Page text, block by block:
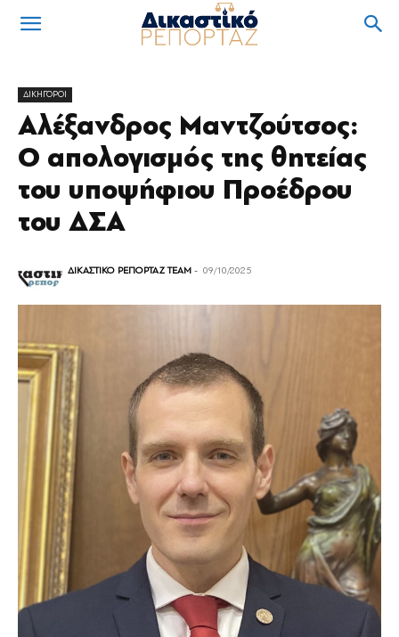
ΔΙΚΗΓΟΡΟΙ
Αλέξανδρος Μαντζούτσος:
Ο απολογισμός της θητείας
του υποψήφιου Προέδρου
του ΔΣΑ
ΔΙΚΑΣΤΙΚΟ ΡΕΠΟΡΤΑΖ TEAM - 09/10/2025